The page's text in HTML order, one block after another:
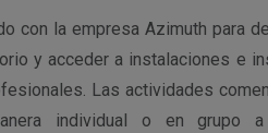
con la empresa Azimuth para
y acceder a instalaciones e
Las actividades
individual o en grupo